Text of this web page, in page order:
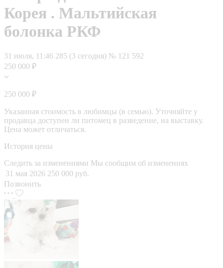
Корея . Мальтийская
болонка РКФ
31 июля, 11:46 285 (3 сегодня) № 121 592
250 000 ₽
250 000 ₽
Указанная стоимость в любимцы (в семью). Уточняйте у
продавца доступен ли питомец в разведение, на выставку.
Цена может отличаться.
История цены
Следить за изменениями Мы сообщим об изменениях
31 мая 2026 250 000 руб.
Позвонить